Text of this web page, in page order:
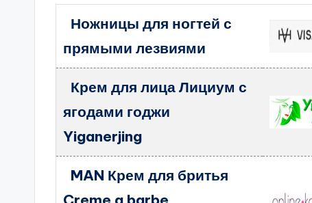
Ножницы для ногтей с
прямыми лезвиями
Крем для лица Лициум с
ягодами годжи
Yiganerjing
MAN Крем для бритья